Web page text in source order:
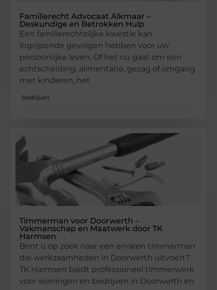
Familierecht Advocaat Alkmaar –
Deskundige en Betrokken Hulp
Een familierechtelijke kwestie kan
ingrijpende gevolgen hebben voor uw
persoonlijke leven. Of het nu gaat om een
echtscheiding, alimentatie, gezag of omgang
met kinderen, het
Bedrijven
Timmerman voor Doorwerth –
Vakmanschap en Maatwerk door TK
Harmsen
Bent u op zoek naar een ervaren timmerman
die werkzaamheden in Doorwerth uitvoert?
TK Harmsen biedt professioneel timmerwerk
voor woningen en bedrijven in Doorwerth en